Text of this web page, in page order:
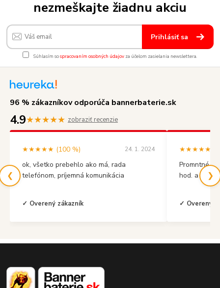
nezmeškajte žiadnu akciu
Prihlásiť sa
Súhlasím sospracovaním osobných údajov za účelom zasielania newslettera.
96 % zákazníkov odporúča bannerbaterie.sk
4.9★★★★★ zobraziť recenzie
❮
★★★★★ (100 %) 24. 1. 2024
ok, všetko prebehlo ako má, rada
telefónom, príjemná komunikácia
✓ Overený zákazník
★★★★★
Promntné
hod. a mal
✓ Overený
❯